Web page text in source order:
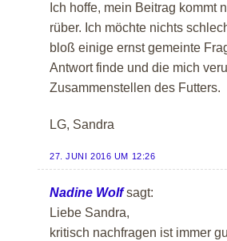
Ich hoffe, mein Beitrag kommt
rüber. Ich möchte nichts
bloß einige ernst gemeinte
Antwort finde und die mich
Zusammenstellen des Futters.
LG, Sandra
27. JUNI 2016 UM 12:26
Nadine Wolf sagt:
Liebe Sandra,
kritisch nachfragen ist immer